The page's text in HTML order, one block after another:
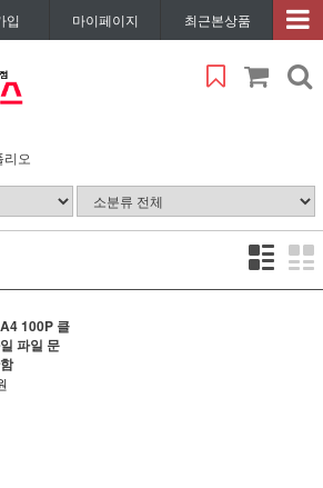
입 마이페이지 최근본상품
리오
100P 클
파일 문